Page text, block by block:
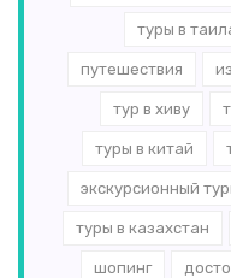
туры в
путешествия
тур в хиву
туры в китай
экскурсионный
туры в казахстан
шопинг